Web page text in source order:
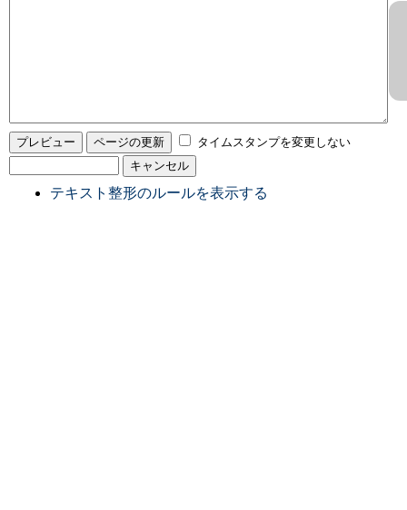
タイムスタンプを変更しない
テキスト整形のルールを表示する